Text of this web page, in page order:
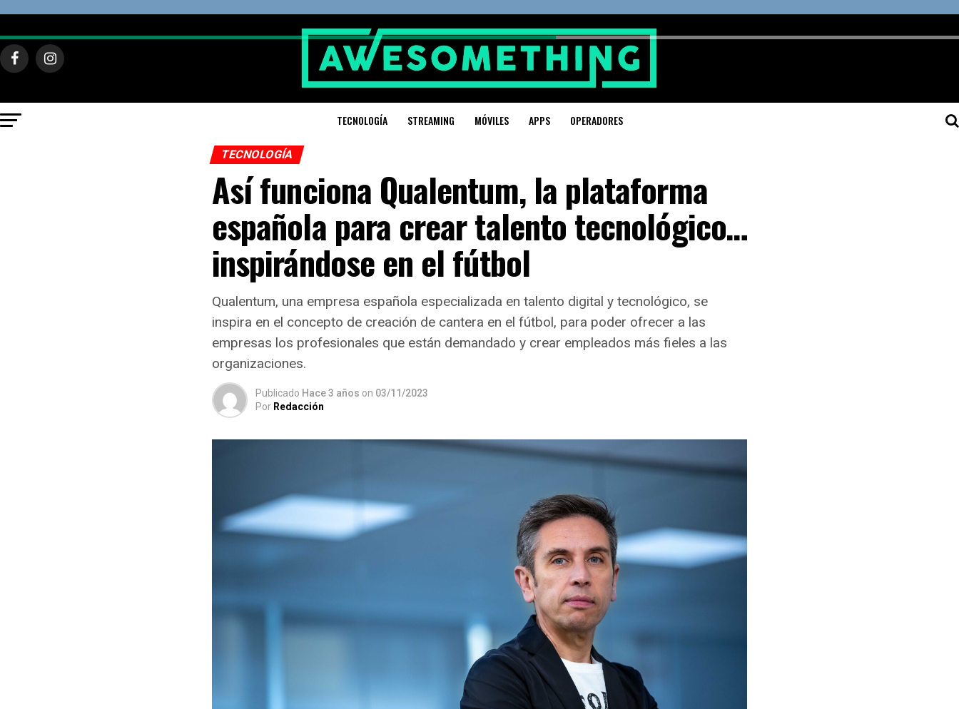
TECNOLOGÍA STREAMING MÓVILES APPS OPERADORES
TECNOLOGÍA
Así funciona Qualentum, la plataforma
española para crear talento tecnológico…
inspirándose en el fútbol
Qualentum, una empresa española especializada en talento digital y tecnológico, se
inspira en el concepto de creación de cantera en el fútbol, para poder ofrecer a las
empresas los profesionales que están demandado y crear empleados más fieles a las
organizaciones.
Publicado Hace 3 años on 03/11/2023
Por Redacción